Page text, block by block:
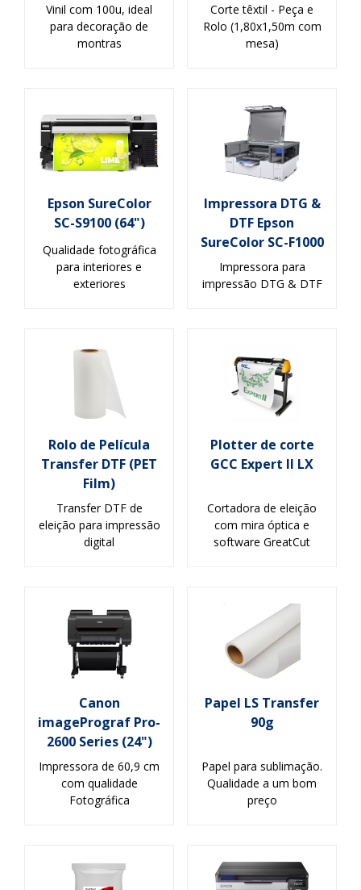
Vinil com 100u, ideal
para decoração de
montras
Corte têxtil - Peça e
Rolo (1,80x1,50m com
mesa)
Epson SureColor
SC-S9100 (64")
Qualidade fotográfica
para interiores e
exteriores
Impressora DTG &
DTF Epson
SureColor SC-F1000
Impressora para
impressão DTG & DTF
Rolo de Película
Transfer DTF (PET
Film)
Transfer DTF de
eleição para impressão
digital
Plotter de corte
GCC Expert II LX
Cortadora de eleição
com mira óptica e
software GreatCut
Canon
imagePrograf Pro-
2600 Series (24")
Impressora de 60,9 cm
com qualidade
Fotográfica
Papel LS Transfer
90g
Papel para sublimação.
Qualidade a um bom
preço